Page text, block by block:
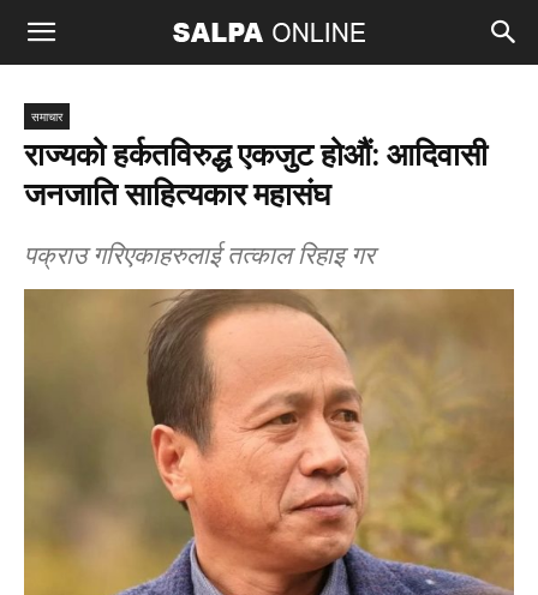
समाचार
राज्यको हर्कतविरुद्ध एकजुट होऔं: आदिवासी
जनजाति साहित्यकार महासंघ
पक्राउ गरिएकाहरुलाई तत्काल रिहाइ गर